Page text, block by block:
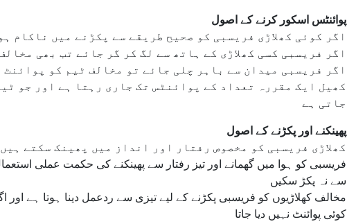
پوائنٹس اسکور کرنے کے اصول
اگر کوئی کھلاڑی فریسبی کو صحیح طریقے سے پکڑنے میں ناکام
اگر فریسبی کسی کھلاڑی کے ہاتھ سے لگ کر گر جائے تب بھی
اگر فریسبی میدان سے باہر چلی جائے تو مخالف ٹیم کو
کھیل ایک مقررہ تعداد کے پوائنٹس تک جاری رہتا ہے اور جو
جاتی ہے
پھینکنے اور پکڑنے کے اصول
کھلاڑی فریسبی کو مخصوص رفتار اور انداز میں پھینک سکتے
فریسبی کو ہوا میں گھمانے اور تیز رفتار سے پھینکنے کی حکمت عملی
سے نہ پکڑ سکیں
مخالف کھلاڑیوں کو فریسبی پکڑنے کے لیے تیزی سے ردعمل دینا ہوتا ہے اور
کوئی پوائنٹ نہیں دیا جاتا